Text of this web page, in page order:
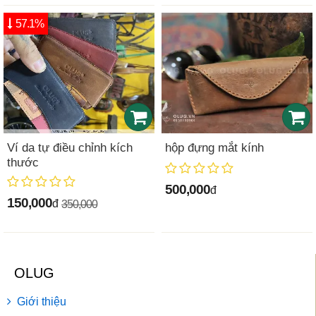
Ví da tự điều chỉnh kích
thước
150,000đ 350,000
57.1%
hộp đựng mắt kính
500,000đ
OLUG
Giới thiệu